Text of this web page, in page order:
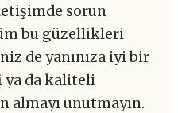
sorun
bu güzellikleri
de yanınıza iyi bir
ya da kaliteli
almayı unutmayın.